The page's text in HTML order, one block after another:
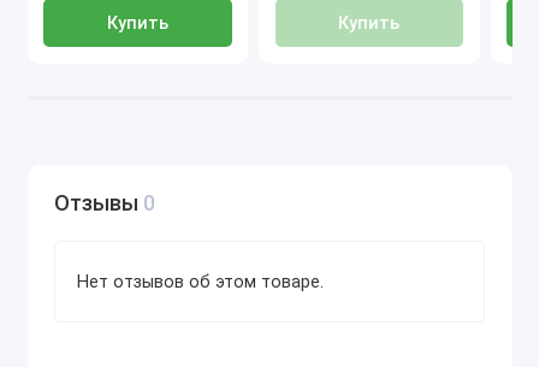
Купить Купить
Отзывы 0
Нет отзывов об этом товаре.